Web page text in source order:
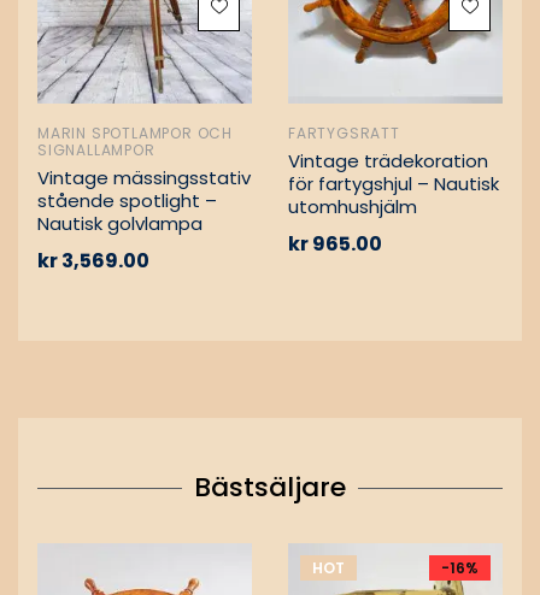
MARIN SPOTLAMPOR OCH
SIGNALLAMPOR
Vintage mässingsstativ
stående spotlight –
Nautisk golvlampa
kr3,569.00
FARTYGSRATT
Vintage trädekoration
för fartygshjul – Nautisk
utomhushjälm
kr965.00
Bästsäljare
HOT -16%